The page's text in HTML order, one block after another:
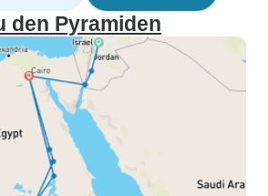
den Pyramiden